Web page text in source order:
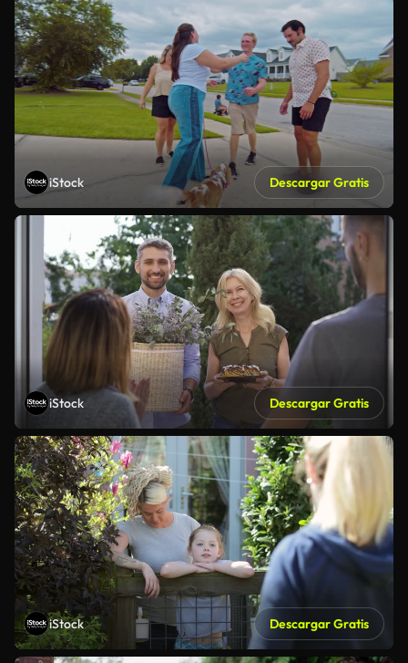
iStock Descargar Gratis
iStock Descargar Gratis
iStock Descargar Gratis